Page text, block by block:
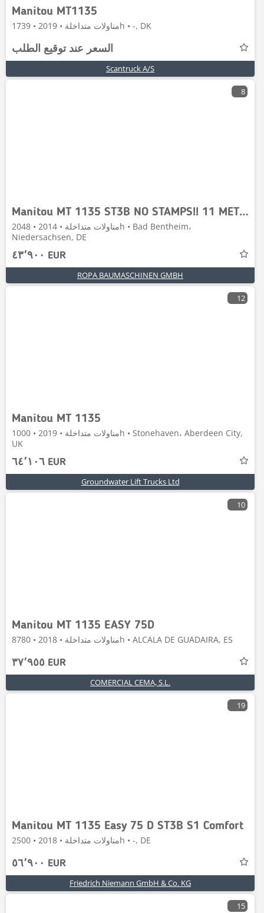
Manitou MT1135
مناولات متداخلة • 2019 • 1739h • -, DK
السعر عند توقيع الطلب
Scantruck A/S
8
Manitou MT 1135 ST3B NO STAMPS!! 11 METER!!
مناولات متداخلة • 2014 • 2048h • Bad Bentheim،
Niedersachsen, DE
٤٣٬٩٠٠ EUR
ROPA BAUMASCHINEN GMBH
12
Manitou MT 1135
مناولات متداخلة • 2019 • 1000h • Stonehaven، Aberdeen City,
UK
٦٤٬١٠٦ EUR
Groundwater Lift Trucks Ltd
10
Manitou MT 1135 EASY 75D
مناولات متداخلة • 2018 • 8780h • ALCALA DE GUADAIRA, ES
٣٧٬٩٥٥ EUR
COMERCIAL CEMA, S.L.
19
Manitou MT 1135 Easy 75 D ST3B S1 Comfort
مناولات متداخلة • 2018 • 2500h • -, DE
٥٦٬٩٠٠ EUR
Friedrich Niemann GmbH & Co. KG
15